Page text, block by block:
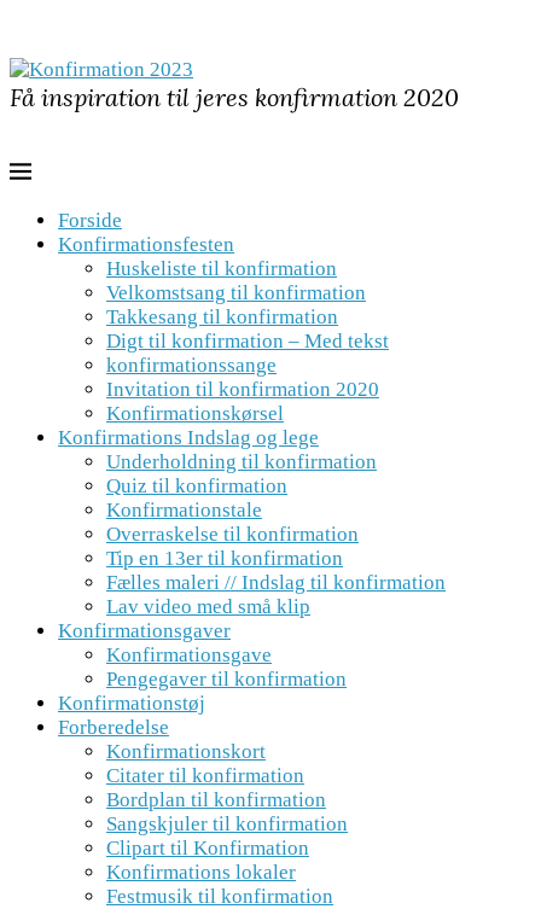
Få inspiration til jeres konfirmation 2020
Forside
Konfirmationsfesten
Huskeliste til konfirmation
Velkomstsang til konfirmation
Takkesang til konfirmation
Digt til konfirmation – Med tekst
konfirmationssange
Invitation til konfirmation 2020
Konfirmationskørsel
Konfirmations Indslag og lege
Underholdning til konfirmation
Quiz til konfirmation
Konfirmationstale
Overraskelse til konfirmation
Tip en 13er til konfirmation
Fælles maleri // Indslag til konfirmation
Lav video med små klip
Konfirmationsgaver
Konfirmationsgave
Pengegaver til konfirmation
Konfirmationstøj
Forberedelse
Konfirmationskort
Citater til konfirmation
Bordplan til konfirmation
Sangskjuler til konfirmation
Clipart til Konfirmation
Konfirmations lokaler
Festmusik til konfirmation